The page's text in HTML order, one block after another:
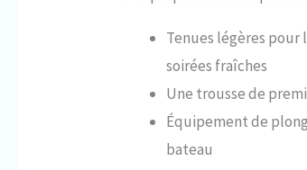
Tenues légères pour
soirées fraîches
Une trousse de
Équipement de
bateau